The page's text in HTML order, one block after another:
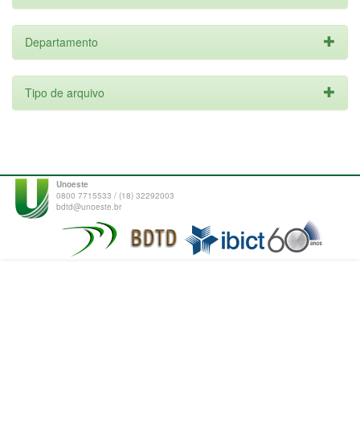
Departamento
Tipo de arquivo
Unoeste
0800 7715533 / (18) 32292003
bdtd@unoeste.br